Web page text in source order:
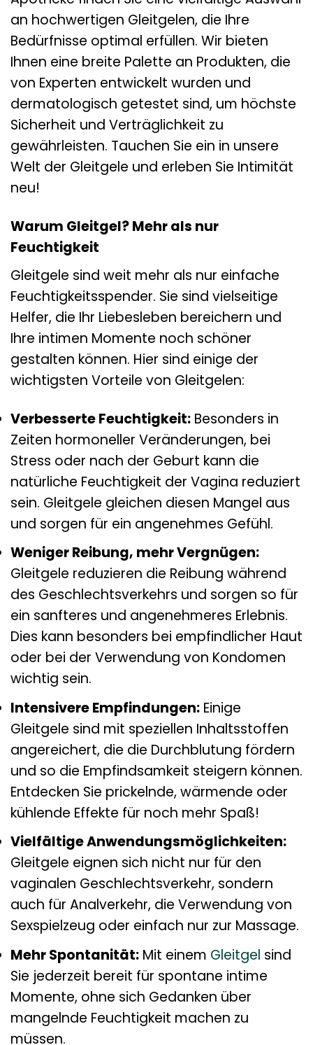
an hochwertigen Gleitgelen, die Ihre
Bedürfnisse optimal erfüllen. Wir bieten
Ihnen eine breite Palette an Produkten, die
von Experten entwickelt wurden und
dermatologisch getestet sind, um höchste
Sicherheit und Verträglichkeit zu
gewährleisten. Tauchen Sie ein in unsere
Welt der Gleitgele und erleben Sie Intimität
neu!
Warum Gleitgel? Mehr als nur
Feuchtigkeit
Gleitgele sind weit mehr als nur einfache
Feuchtigkeitsspender. Sie sind vielseitige
Helfer, die Ihr Liebesleben bereichern und
Ihre intimen Momente noch schöner
gestalten können. Hier sind einige der
wichtigsten Vorteile von Gleitgelen:
Verbesserte Feuchtigkeit: Besonders in
Zeiten hormoneller Veränderungen, bei
Stress oder nach der Geburt kann die
natürliche Feuchtigkeit der Vagina reduziert
sein. Gleitgele gleichen diesen Mangel aus
und sorgen für ein angenehmes Gefühl.
Weniger Reibung, mehr Vergnügen:
Gleitgele reduzieren die Reibung während
des Geschlechtsverkehrs und sorgen so für
ein sanfteres und angenehmeres Erlebnis.
Dies kann besonders bei empfindlicher Haut
oder bei der Verwendung von Kondomen
wichtig sein.
Intensivere Empfindungen: Einige
Gleitgele sind mit speziellen Inhaltsstoffen
angereichert, die die Durchblutung fördern
und so die Empfindsamkeit steigern können.
Entdecken Sie prickelnde, wärmende oder
kühlende Effekte für noch mehr Spaß!
Vielfältige Anwendungsmöglichkeiten:
Gleitgele eignen sich nicht nur für den
vaginalen Geschlechtsverkehr, sondern
auch für Analverkehr, die Verwendung von
Sexspielzeug oder einfach nur zur Massage.
Mehr Spontanität: Mit einem Gleitgel sind
Sie jederzeit bereit für spontane intime
Momente, ohne sich Gedanken über
mangelnde Feuchtigkeit machen zu
müssen.